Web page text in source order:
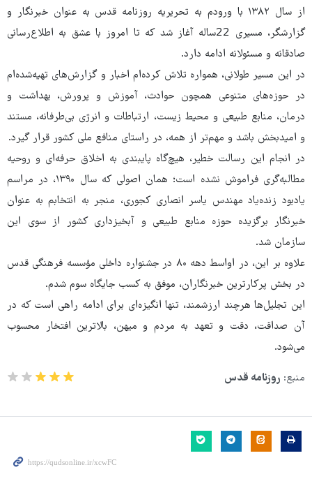
از سال ۱۳۸۲ با ورودم به تحریریه روزنامه قدس به عنوان خبرنگار و
گزارشگر، مسیری 22ساله آغاز شد که تا امروز با عشق به اطلاع‌رسانی
صادقانه و مسئولانه ادامه دارد.
در این مسیر طولانی، همواره تلاش کرده‌ام اخبار و گزارش‌های تهیه‌شده‌ام
در حوزه‌های متنوعی همچون حوادث، آموزش و پرورش، بهداشت و
درمان، منابع طبیعی و محیط زیست، ارتباطات و انرژی بی‌طرفانه، مستند
و امیدبخش باشد و مهم‌تر از همه، در راستای منافع ملی کشور قرار گیرد.
در انجام این رسالت خطیر، هیچ‌گاه پایبندی به اخلاق حرفه‌ای و روحیه
مطالبه‌گری فراموش نشده است؛ همان اصولی که سال ۱۳۹۰، در مراسم
یادبود زنده‌یاد مهندس یاسر انصاری کجوری، منجر به انتخابم به عنوان
خبرنگار برگزیده حوزه منابع طبیعی و آبخیزداری کشور از سوی این
سازمان شد.
علاوه بر این، در اواسط دهه ۸۰ در جشنواره داخلی مؤسسه فرهنگی قدس
در بخش پرکارترین خبرنگاران، موفق به کسب جایگاه سوم شدم.
این تجلیل‌ها هرچند ارزشمند، تنها انگیزه‌ای برای ادامه راهی است که در
آن صداقت، دقت و تعهد به مردم و میهن، بالاترین افتخار محسوب
می‌شود.
منبع: روزنامه قدس